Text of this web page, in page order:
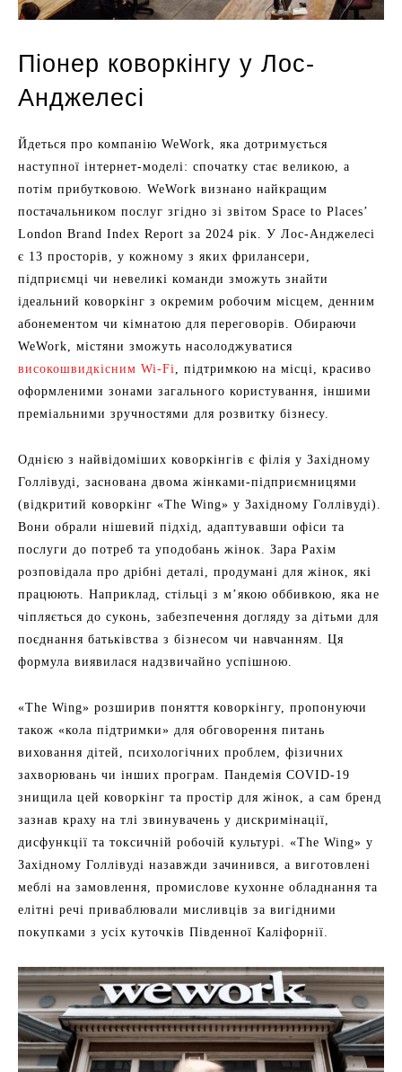
Піонер коворкінгу у Лос-
Анджелесі
Йдеться про компанію WeWork, яка дотримується
наступної інтернет-моделі: спочатку стає великою, а
потім прибутковою. WeWork визнано найкращим
постачальником послуг згідно зі звітом Space to Places’
London Brand Index Report за 2024 рік. У Лос-Анджелесі
є 13 просторів, у кожному з яких фрилансери,
підприємці чи невеликі команди зможуть знайти
ідеальний коворкінг з окремим робочим місцем, денним
абонементом чи кімнатою для переговорів. Обираючи
WeWork, містяни зможуть насолоджуватися
високошвидкісним Wi-Fi
, підтримкою на місці, красиво
оформленими зонами загального користування, іншими
преміальними зручностями для розвитку бізнесу.
Однією з найвідоміших коворкінгів є філія у Західному
Голлівуді, заснована двома жінками-підприємницями
(відкритий коворкінг «The Wing» у Західному Голлівуді).
Вони обрали нішевий підхід, адаптувавши офіси та
послуги до потреб та уподобань жінок. Зара Рахім
розповідала про дрібні деталі, продумані для жінок, які
працюють. Наприклад, стільці з м’якою оббивкою, яка не
чіпляється до суконь, забезпечення догляду за дітьми для
поєднання батьківства з бізнесом чи навчанням. Ця
формула виявилася надзвичайно успішною.
«The Wing» розширив поняття коворкінгу, пропонуючи
також «кола підтримки» для обговорення питань
виховання дітей, психологічних проблем, фізичних
захворювань чи інших програм. Пандемія COVID-19
знищила цей коворкінг та простір для жінок, а сам бренд
зазнав краху на тлі звинувачень у дискримінації,
дисфункції та токсичній робочій культурі. «The Wing» у
Західному Голлівуді назавжди зачинився, а виготовлені
меблі на замовлення, промислове кухонне обладнання та
елітні речі приваблювали мисливців за вигідними
покупками з усіх куточків Південної Каліфорнії.